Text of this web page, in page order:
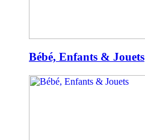
Bébé, Enfants & Jouets